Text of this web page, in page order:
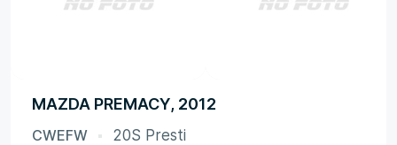
MAZDA PREMACY, 2012
CWEFW 20S Presti